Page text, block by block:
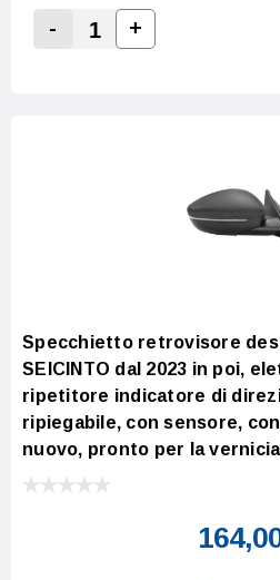
Decrease Quantity:
-
Increase
+
Specchietto retrovisore
SEICINTO dal 2023 in poi,
ripetitore indicatore di
ripiegabile, con sensore,
nuovo, pronto per la